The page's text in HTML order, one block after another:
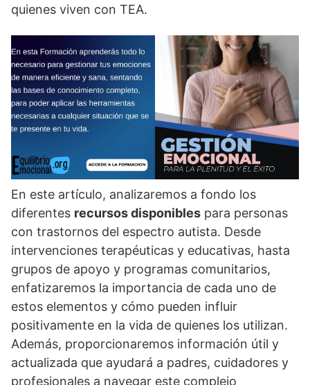
quienes viven con TEA.
En este artí­culo, analizaremos a fondo los
diferentes recursos disponibles para personas
con trastornos del espectro autista. Desde
intervenciones terapéuticas y educativas, hasta
grupos de apoyo y programas comunitarios,
enfatizaremos la importancia de cada uno de
estos elementos y cómo pueden influir
positivamente en la vida de quienes los utilizan.
Además, proporcionaremos información útil y
actualizada que ayudará a padres, cuidadores y
profesionales a navegar este complejo